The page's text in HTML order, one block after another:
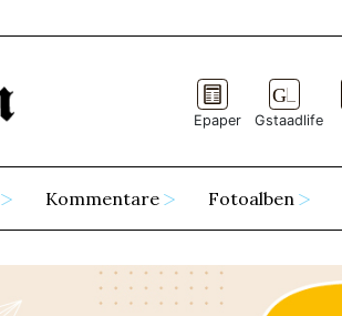
Epaper Gstaadlife
Kommentare Fotoalben